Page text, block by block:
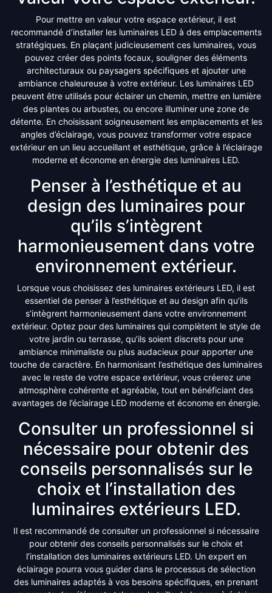
Pour mettre en valeur votre espace extérieur, il est
recommandé d’installer les luminaires LED à des emplacements
stratégiques. En plaçant judicieusement ces luminaires, vous
pouvez créer des points focaux, souligner des éléments
architecturaux ou paysagers spécifiques et ajouter une
ambiance chaleureuse à votre extérieur. Les luminaires LED
peuvent être utilisés pour éclairer un chemin, mettre en lumière
des plantes ou arbustes, ou encore illuminer une zone de
détente. En choisissant soigneusement les emplacements et les
angles d’éclairage, vous pouvez transformer votre espace
extérieur en un lieu accueillant et esthétique, grâce à l’éclairage
moderne et économe en énergie des luminaires LED.
Penser à l’esthétique et au
design des luminaires pour
qu’ils s’intègrent
harmonieusement dans votre
environnement extérieur.
Lorsque vous choisissez des luminaires extérieurs LED, il est
essentiel de penser à l’esthétique et au design afin qu’ils
s’intègrent harmonieusement dans votre environnement
extérieur. Optez pour des luminaires qui complètent le style de
votre jardin ou terrasse, qu’ils soient discrets pour une
ambiance minimaliste ou plus audacieux pour apporter une
touche de caractère. En harmonisant l’esthétique des luminaires
avec le reste de votre espace extérieur, vous créerez une
atmosphère cohérente et agréable, tout en bénéficiant des
avantages de l’éclairage LED moderne et économe en énergie.
Consulter un professionnel si
nécessaire pour obtenir des
conseils personnalisés sur le
choix et l’installation des
luminaires extérieurs LED.
Il est recommandé de consulter un professionnel si nécessaire
pour obtenir des conseils personnalisés sur le choix et
l’installation des luminaires extérieurs LED. Un expert en
éclairage pourra vous guider dans le processus de sélection
des luminaires adaptés à vos besoins spécifiques, en prenant